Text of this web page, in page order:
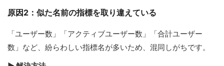
原因2：似た名前の指標を取り違えている
「ユーザー数」「アクティブユーザー数」「合計ユーザー
数」など、紛らわしい指標名が多いため、混同しがちです。